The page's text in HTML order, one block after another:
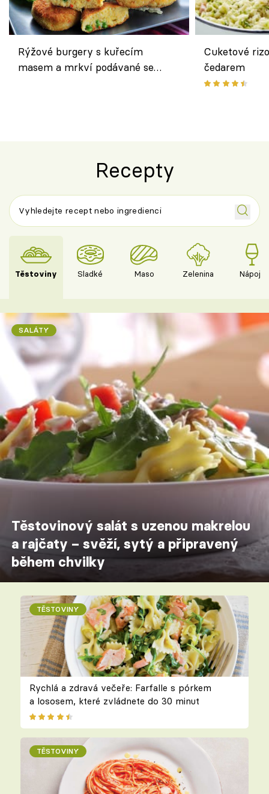
Rýžové burgery s kuřecím
masem a mrkví podávané se
Cuketové
čedarem
Recepty
Těstoviny Sladké Maso Zelenina Nápoje
SALÁTY
Těstovinový salát s uzenou makrelou
a rajčaty – svěží, sytý a připravený
během chvilky
TĚSTOVINY
Rychlá a zdravá večeře: Farfalle s pórkem
a lososem, které zvládnete do 30 minut
TĚSTOVINY